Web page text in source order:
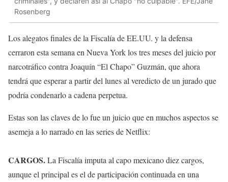
Rosenberg
Los alegatos finales de la Fiscalía de EE.UU. y la defensa
cerraron esta semana en Nueva York los tres meses del juicio por
narcotráfico contra Joaquín “El Chapo” Guzmán, que ahora
tendrá que esperar a partir del lunes al veredicto de un jurado que
podría condenarlo a cadena perpetua.
Estas son las claves de lo fue un juicio que en muchos aspectos se
asemeja a lo narrado en las series de Netflix:
CARGOS.La Fiscalía imputa al capo mexicano diez cargos,
aunque el principal es el de participación continuada en una